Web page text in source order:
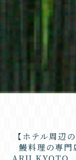
【ホテル周辺
鰻料理の専